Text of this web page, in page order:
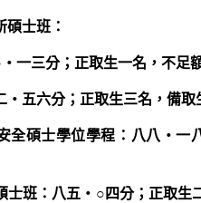
碩士班：
一三分；正取生一名，不足
‧五六分；正取生三名，備取
全碩士學位學程：八八‧一
士班：八五‧○四分；正取生